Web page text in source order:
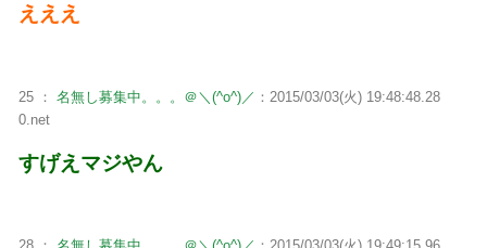
えええ
25 ： 名無し募集中。。。＠＼(^o^)／ ：2015/03/03(火) 19:48:48.28
0.net
すげえマジやん